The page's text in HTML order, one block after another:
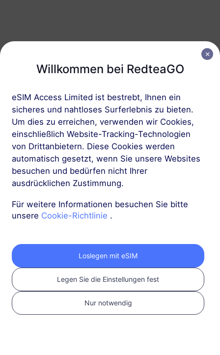
1
Erste Schritte
Bestätigen Sie, dass
Ihr Gerät eSIM-
kompatibel und
entsperrt ist
Überprüfen Sie die
Kompatibilität
Willkommen bei RedteaGO
eSIM Access Limited ist bestrebt, Ihnen ein
sicheres und nahtloses Surferlebnis zu bieten.
Um dies zu erreichen, verwenden wir Cookies,
einschließlich Website-Tracking-Technologien
von Drittanbietern. Diese Cookies werden
automatisch gesetzt, wenn Sie unsere Websites
besuchen und bedürfen nicht Ihrer
ausdrücklichen Zustimmung.
Für weitere Informationen besuchen Sie bitte
unsere Cookie-Richtlinie .
Loslegen mit eSIM
Legen Sie die Einstellungen fest
Nur notwendig